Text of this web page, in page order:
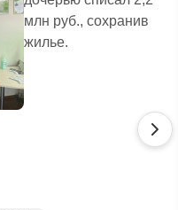
млн руб., сохранив
жилье.